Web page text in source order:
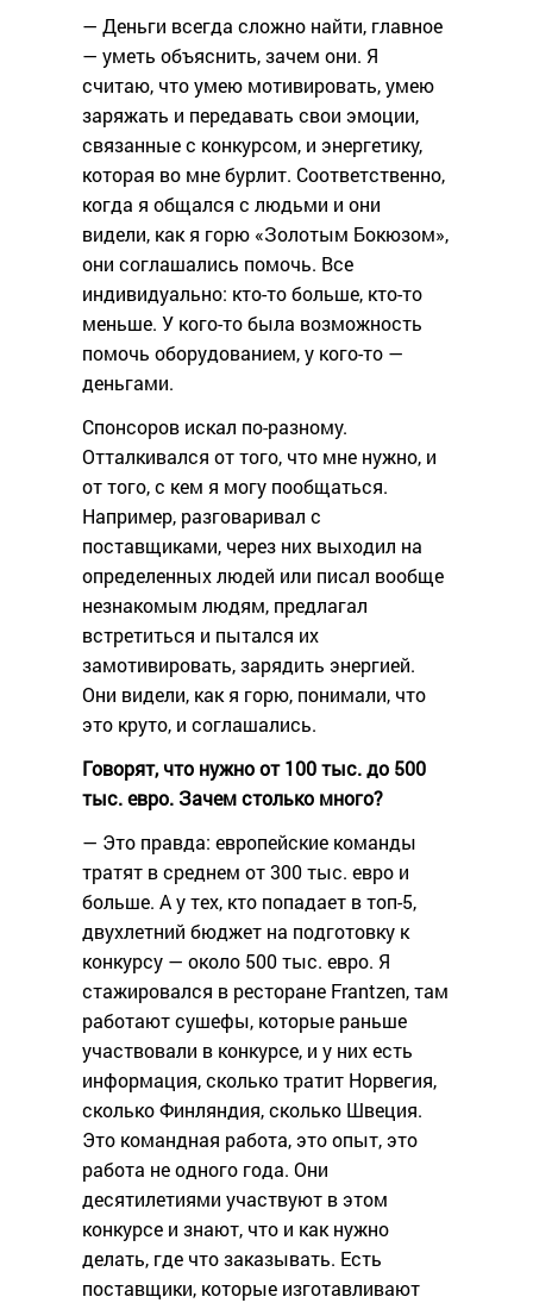
— Деньги всегда сложно найти, главное
— уметь объяснить, зачем они. Я
считаю, что умею мотивировать, умею
заряжать и передавать свои эмоции,
связанные с конкурсом, и энергетику,
которая во мне бурлит. Соответственно,
когда я общался с людьми и они
видели, как я горю «Золотым Бокюзом»,
они соглашались помочь. Все
индивидуально: кто-то больше, кто-то
меньше. У кого-то была возможность
помочь оборудованием, у кого-то —
деньгами.
Спонсоров искал по-разному.
Отталкивался от того, что мне нужно, и
от того, с кем я могу пообщаться.
Например, разговаривал с
поставщиками, через них выходил на
определенных людей или писал вообще
незнакомым людям, предлагал
встретиться и пытался их
замотивировать, зарядить энергией.
Они видели, как я горю, понимали, что
это круто, и соглашались.
Говорят, что нужно от 100 тыс. до 500
тыс. евро. Зачем столько много?
— Это правда: европейские команды
тратят в среднем от 300 тыс. евро и
больше. А у тех, кто попадает в топ-5,
двухлетний бюджет на подготовку к
конкурсу — около 500 тыс. евро. Я
стажировался в ресторане Frantzen, там
работают сушефы, которые раньше
участвовали в конкурсе, и у них есть
информация, сколько тратит Норвегия,
сколько Финляндия, сколько Швеция.
Это командная работа, это опыт, это
работа не одного года. Они
десятилетиями участвуют в этом
конкурсе и знают, что и как нужно
делать, где что заказывать. Есть
поставщики, которые изготавливают